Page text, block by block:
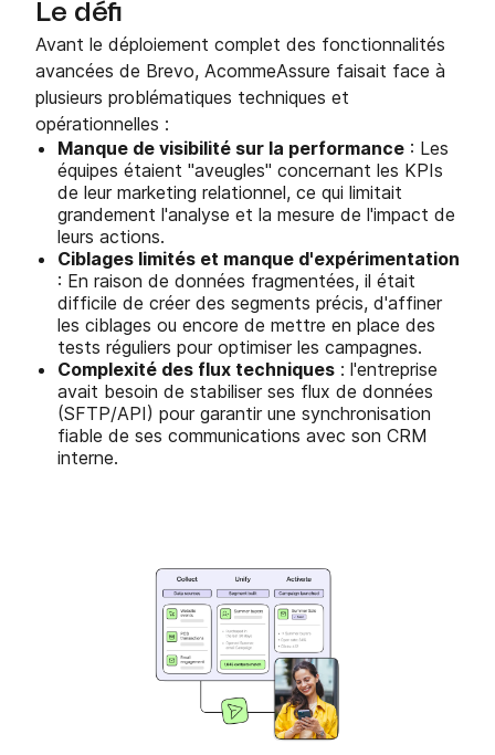
Le défi
Avant le déploiement complet des fonctionnalités
avancées de Brevo, AcommeAssure faisait face à
plusieurs problématiques techniques et
opérationnelles :
Manque de visibilité sur la performance : Les
équipes étaient "aveugles" concernant les KPIs
de leur marketing relationnel, ce qui limitait
grandement l'analyse et la mesure de l'impact de
leurs actions.
Ciblages limités et manque d'expérimentation
: En raison de données fragmentées, il était
difficile de créer des segments précis, d'affiner
les ciblages ou encore de mettre en place des
tests réguliers pour optimiser les campagnes.
Complexité des flux techniques : l'entreprise
avait besoin de stabiliser ses flux de données
(SFTP/API) pour garantir une synchronisation
fiable de ses communications avec son CRM
interne.